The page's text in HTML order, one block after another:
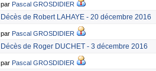
par Pascal GROSDIDIER
Décès de Robert LAHAYE - 20 décembre 2016
par Pascal GROSDIDIER
Décès de Roger DUCHET - 3 décembre 2016
par Pascal GROSDIDIER